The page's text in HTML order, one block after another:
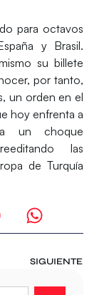
para octavos
y Brasil.
su billete
por tanto,
un orden en el
hoy enfrenta a
un choque
las
de Turquía
SIGUIENTE